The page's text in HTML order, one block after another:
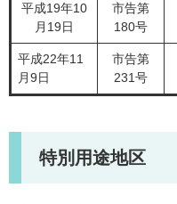
平成19年10
月19日
市告第
180号
平成22年11
月9日
市告第
231号
特別用途地区